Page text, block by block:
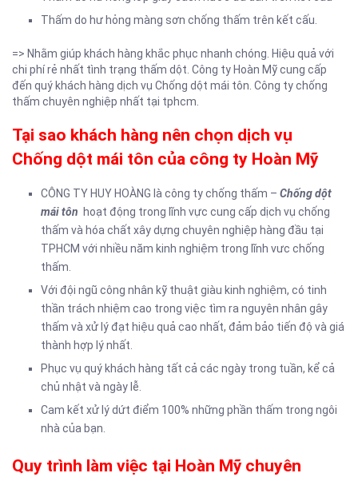
Thấm do hư hỏng màng sơn chống thấm trên kết cấu.
=> Nhằm giúp khách hàng khắc phục nhanh chóng. Hiệu quả với
chi phí rẻ nhất tình trạng thấm dột. Công ty Hoàn Mỹ cung cấp
đến quý khách hàng dịch vụ Chống dột mái tôn. Công ty chống
thấm chuyên nghiệp nhất tại tphcm.
Tại sao khách hàng nên chọn dịch vụ
Chống dột mái tôn của công ty Hoàn Mỹ
CÔNG TY HUY HOÀNG là công ty chống thấm – Chống dột
mái tôn hoạt động trong lĩnh vực cung cấp dịch vụ chống
thấm và hóa chất xây dựng chuyên nghiệp hàng đầu tại
TPHCM với nhiều năm kinh nghiệm trong lĩnh vưc chống
thấm.
Với đội ngũ công nhân kỹ thuật giàu kinh nghiệm, có tinh
thần trách nhiệm cao trong việc tìm ra nguyên nhân gây
thấm và xử lý đạt hiệu quả cao nhất, đảm bảo tiến độ và giá
thành hợp lý nhất.
Phục vụ quý khách hàng tất cả các ngày trong tuần, kể cả
chủ nhật và ngày lễ.
Cam kết xử lý dứt điểm 100% những phần thấm trong ngôi
nhà của bạn.
Quy trình làm việc tại Hoàn Mỹ chuyên